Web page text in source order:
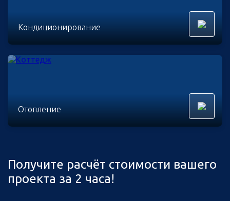
Кондиционирование
Отопление
Получите расчёт стоимости вашего
проекта за 2 часа!